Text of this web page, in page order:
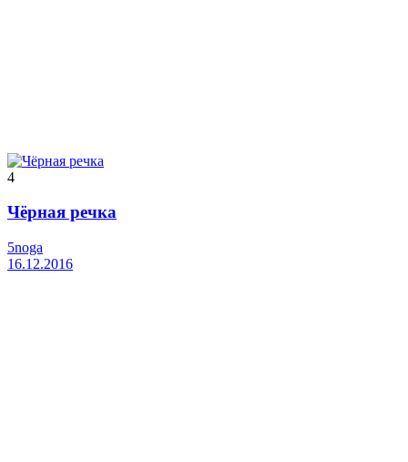
4
Чёрная речка
5noga
16.12.2016